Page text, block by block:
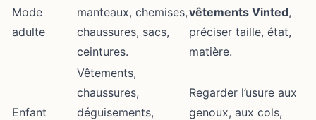
Mode
adulte
manteaux, chemises,
chaussures, sacs,
ceintures.
vêtements Vinted,
préciser taille, état,
matière.
Enfant
Vêtements,
chaussures,
déguisements,
Regarder l’usure aux
genoux, aux cols,